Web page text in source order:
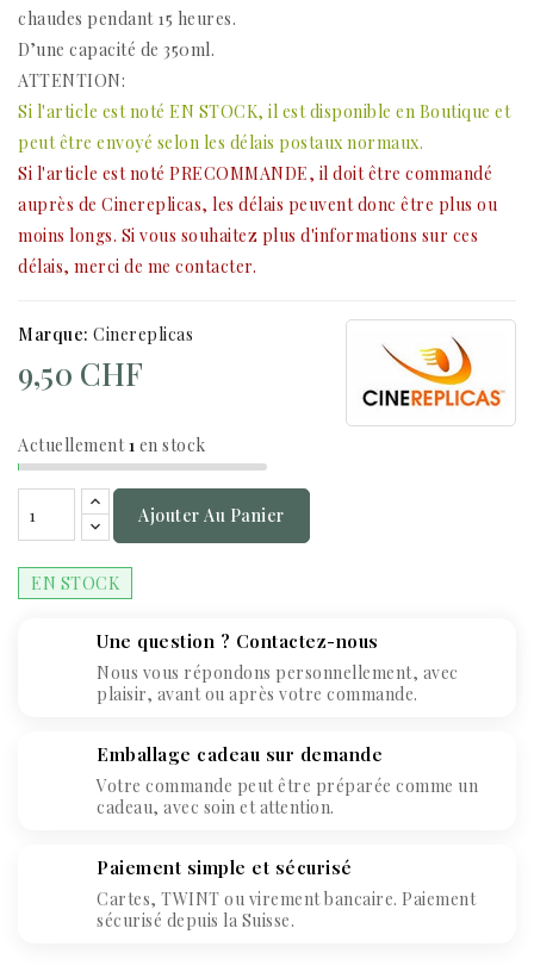
chaudes pendant 15 heures.
D’une capacité de 350ml.
ATTENTION:
Si l'article est noté EN STOCK, il est disponible en Boutique et
peut être envoyé selon les délais postaux normaux.
Si l'article est noté PRECOMMANDE, il doit être commandé
auprès de Cinereplicas, les délais peuvent donc être plus ou
moins longs. Si vous souhaitez plus d'informations sur ces
délais, merci de me contacter.
Marque: Cinereplicas
Actuellement1 en stock
9,50 CHF
Ajouter Au Panier
EN STOCK
Une question ? Contactez-nous
Nous vous répondons personnellement, avec
plaisir, avant ou après votre commande.
Emballage cadeau sur demande
Votre commande peut être préparée comme un
cadeau, avec soin et attention.
Paiement simple et sécurisé
Cartes, TWINT ou virement bancaire. Paiement
sécurisé depuis la Suisse.